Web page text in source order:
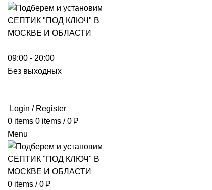
09:00 - 20:00
Без выходных
Login / Register
0 items 0 items / 0 ₽
Menu
0 items / 0 ₽